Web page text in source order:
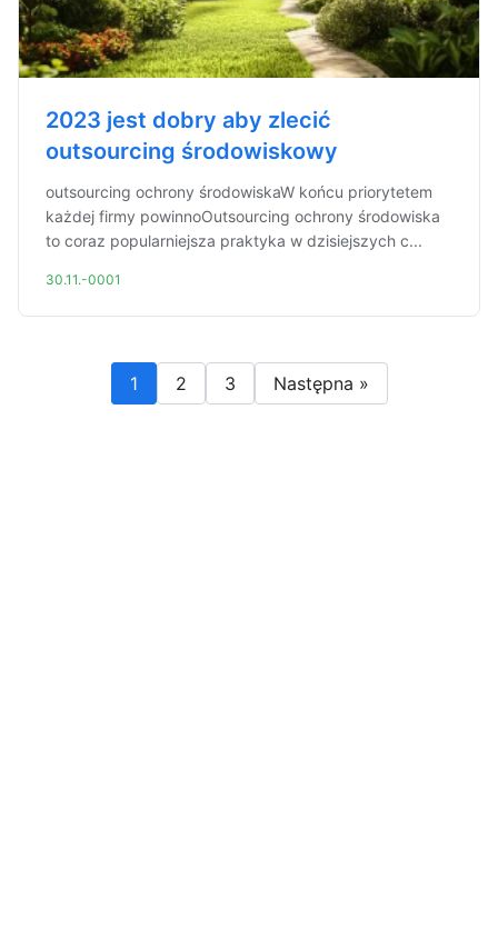
2023 jest dobry aby zlecić
outsourcing środowiskowy
outsourcing ochrony środowiskaW końcu priorytetem
każdej firmy powinnoOutsourcing ochrony środowiska
to coraz popularniejsza praktyka w dzisiejszych c...
30.11.-0001
1 2 3 Następna »